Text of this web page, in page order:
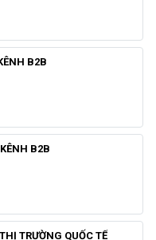
B2B
B2B
TRƯỜNG QUỐC TẾ